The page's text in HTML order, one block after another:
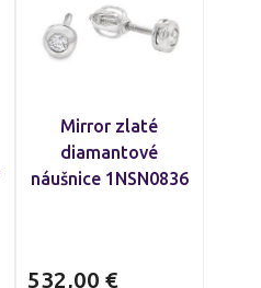
Mirror zlaté
diamantové
náušnice 1NSN0836
532,00 €